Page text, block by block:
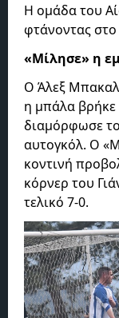
Η ομάδα του
φτάνοντας στο
«Μίλησε» η
Ο Άλεξ
η μπάλα βρήκε
διαμόρφωσε
αυτογκόλ. Ο
κοντινή
κόρνερ του
τελικό 7-0.